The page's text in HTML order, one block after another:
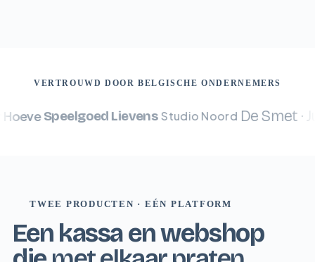
VERTROUWD DOOR BELGISCHE ONDERNEMERS
Speelgoed LievensStudio NoordDe Smet ·
TWEE PRODUCTEN · EÉN PLATFORM
Een kassa en webshop